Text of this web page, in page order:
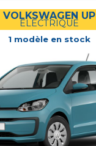
VOLKSWAGEN UP
ELECTRIQUE
1modèleen stock